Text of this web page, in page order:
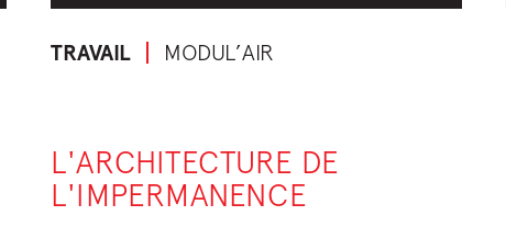
TRAVAIL MODUL’AIR
L'ARCHITECTURE DE
L'IMPERMANENCE